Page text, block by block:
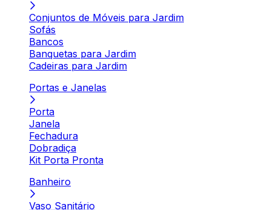
Conjuntos de Móveis para Jardim
Sofás
Bancos
Banquetas para Jardim
Cadeiras para Jardim
Portas e Janelas
Porta
Janela
Fechadura
Dobradiça
Kit Porta Pronta
Banheiro
Vaso Sanitário